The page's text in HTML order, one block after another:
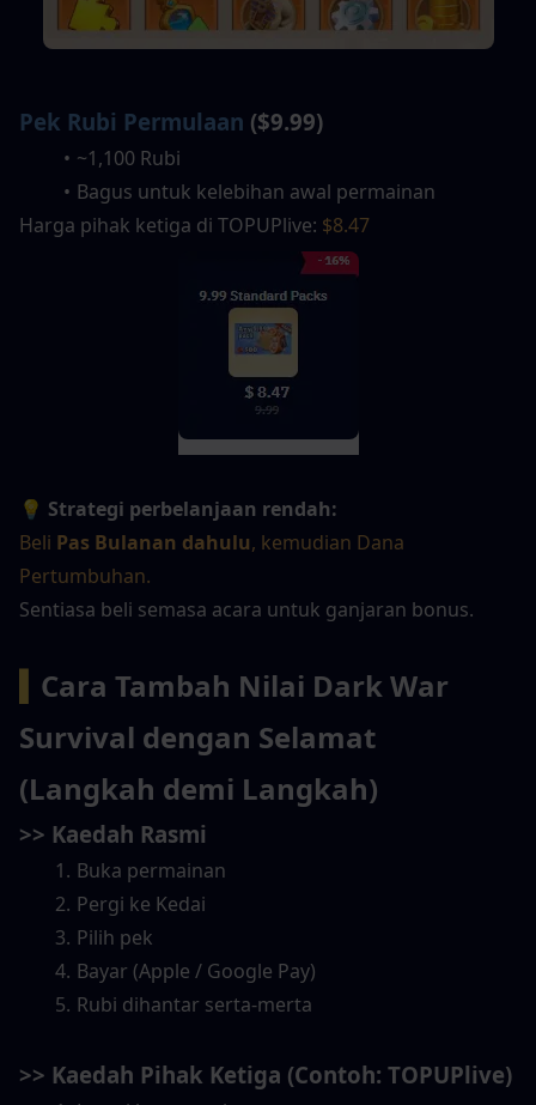
Pek Rubi Permulaan ($9.99)
~1,100 Rubi
Bagus untuk kelebihan awal permainan
Harga pihak ketiga di TOPUPlive: $8.47
💡 Strategi perbelanjaan rendah:
Beli Pas Bulanan dahulu, kemudian Dana
Pertumbuhan.
Sentiasa beli semasa acara untuk ganjaran bonus.
Cara Tambah Nilai Dark War
Survival dengan Selamat
(Langkah demi Langkah)
>> Kaedah Rasmi
Buka permainan
Pergi ke Kedai
Pilih pek
Bayar (Apple / Google Pay)
Rubi dihantar serta-merta
>> Kaedah Pihak Ketiga (Contoh: TOPUPlive)